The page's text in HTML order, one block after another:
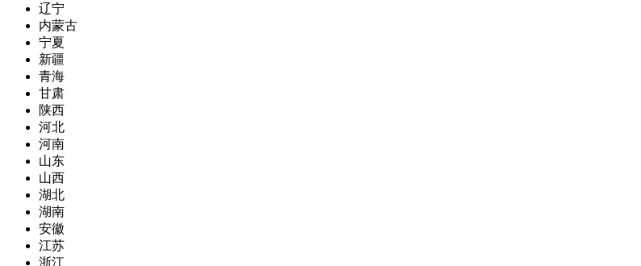
辽宁
内蒙古
宁夏
新疆
青海
甘肃
陕西
河北
河南
山东
山西
湖北
湖南
安徽
江苏
浙江